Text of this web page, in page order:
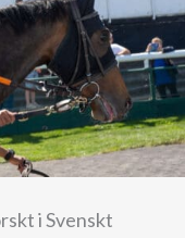
i Svenskt